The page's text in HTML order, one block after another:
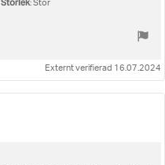
Storlek: Stor
Externt verifierad 16.07.2024